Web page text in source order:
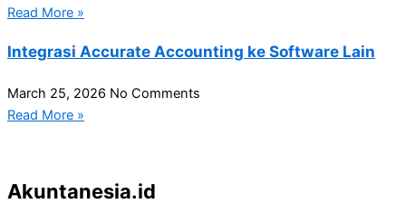
Read More »
Integrasi Accurate Accounting ke Software Lain
March 25, 2026 No Comments
Read More »
Akuntanesia.id